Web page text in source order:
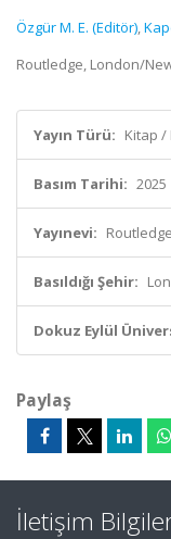
Özgür M. E. (Editör),
Routledge, London/
Yayın Türü: Kitap /
Basım Tarihi: 2025
Yayınevi:
Basıldığı Şehir:
Dokuz Eylül
Paylaş
İletişim